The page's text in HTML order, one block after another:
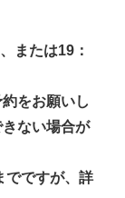
または19：
をお願いし
ない場合が
でですが、詳